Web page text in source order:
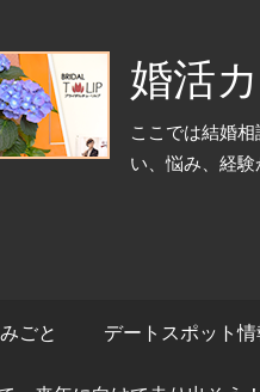
婚活
ここでは結婚
い、悩み、経
ごと デートスポット情